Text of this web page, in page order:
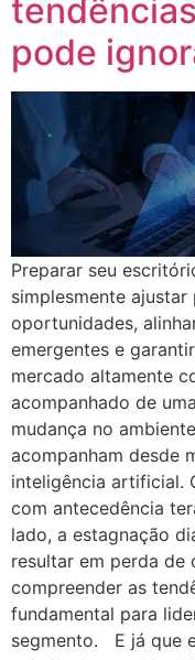
pode
Preparar seu
simplesmente
oportunidades,
emergentes e
mercado altamente
acompanhado de
mudança no
acompanham desde
inteligência artificial.
com antecedência
lado, a estagnação
resultar em perda de
compreender as
fundamental para
segmento. E já que